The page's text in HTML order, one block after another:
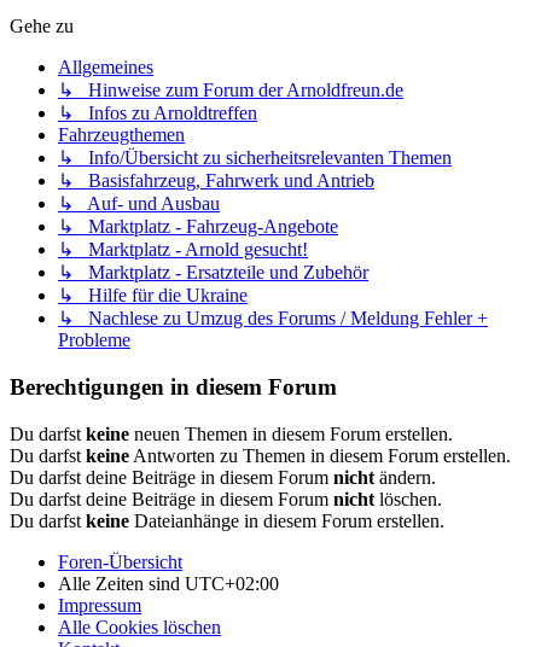
Gehe zu
Allgemeines
↳ Hinweise zum Forum der Arnoldfreun.de
↳ Infos zu Arnoldtreffen
Fahrzeugthemen
↳ Info/Übersicht zu sicherheitsrelevanten Themen
↳ Basisfahrzeug, Fahrwerk und Antrieb
↳ Auf- und Ausbau
↳ Marktplatz - Fahrzeug-Angebote
↳ Marktplatz - Arnold gesucht!
↳ Marktplatz - Ersatzteile und Zubehör
↳ Hilfe für die Ukraine
↳ Nachlese zu Umzug des Forums / Meldung Fehler +
Probleme
Berechtigungen in diesem Forum
Du darfst keine neuen Themen in diesem Forum erstellen.
Du darfst keine Antworten zu Themen in diesem Forum erstellen.
Du darfst deine Beiträge in diesem Forum nicht ändern.
Du darfst deine Beiträge in diesem Forum nicht löschen.
Du darfst keine Dateianhänge in diesem Forum erstellen.
Foren-Übersicht
Alle Zeiten sind UTC+02:00
Impressum
Alle Cookies löschen